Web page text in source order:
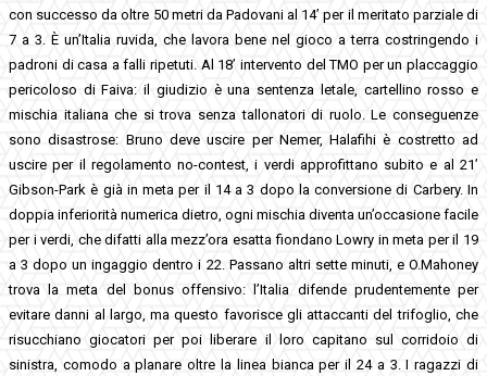
con successo da oltre 50 metri da Padovani al 14’ per il meritato parziale di
7 a 3. È un’Italia ruvida, che lavora bene nel gioco a terra costringendo i
padroni di casa a falli ripetuti. Al 18’ intervento del TMO per un placcaggio
pericoloso di Faiva: il giudizio è una sentenza letale, cartellino rosso e
mischia italiana che si trova senza tallonatori di ruolo. Le conseguenze
sono disastrose: Bruno deve uscire per Nemer, Halafihi è costretto ad
uscire per il regolamento no-contest, i verdi approfittano subito e al 21’
Gibson-Park è già in meta per il 14 a 3 dopo la conversione di Carbery. In
doppia inferiorità numerica dietro, ogni mischia diventa un’occasione facile
per i verdi, che difatti alla mezz’ora esatta fiondano Lowry in meta per il 19
a 3 dopo un ingaggio dentro i 22. Passano altri sette minuti, e O.Mahoney
trova la meta del bonus offensivo: l’Italia difende prudentemente per
evitare danni al largo, ma questo favorisce gli attaccanti del trifoglio, che
risucchiano giocatori per poi liberare il loro capitano sul corridoio di
sinistra, comodo a planare oltre la linea bianca per il 24 a 3. I ragazzi di